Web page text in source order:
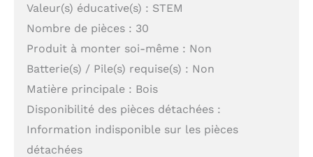
Valeur(s) éducative(s) : STEM
Nombre de pièces : 30
Produit à monter soi-même : Non
Batterie(s) / Pile(s) requise(s) : Non
Matière principale : Bois
Disponibilité des pièces détachées :
Information indisponible sur les pièces
détachées